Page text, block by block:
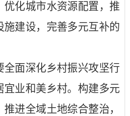
优化城市水资源配置，推
施建设，完善多元互补的
全面深化乡村振兴攻坚行
业和美乡村。 构建多元
进全域土地综合整治，